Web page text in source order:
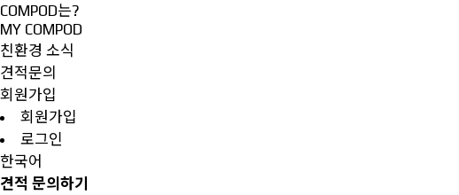
COMPOD는?
MY COMPOD
친환경 소식
견적문의
회원가입
회원가입
로그인
한국어
견적 문의하기